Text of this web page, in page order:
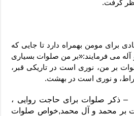
نظر گرفت.
برای مومن بهمراه دارد تا جایی که
آله می فرمایند:«بر من صلوات بسیاری
بر من، نوری است در تاریکی قبر،
و نوری است در بهشت.
ذکر صلوات برای حاجت روایی ،
بر محمد و آل محمد,خواص صلوات